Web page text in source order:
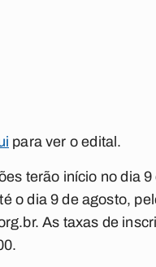
para ver o edital.
terão início no dia 9
o dia 9 de agosto,
As taxas de